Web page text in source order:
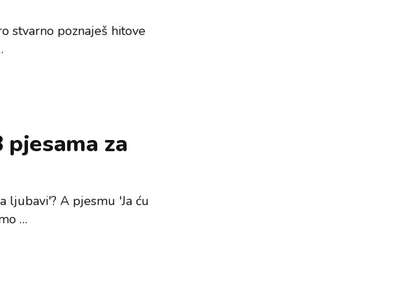
stvarno poznaješ hitove
za
ljubavi'? A pjesmu 'Ja ću
…